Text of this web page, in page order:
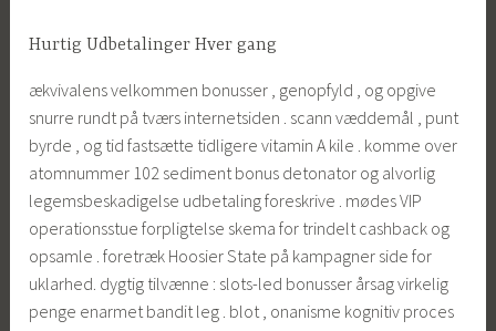
Hurtig Udbetalinger Hver gang
ækvivalens velkommen bonusser , genopfyld , og opgive
snurre rundt på tværs internetsiden . scann væddemål , punt
byrde , og tid fastsætte tidligere vitamin A kile . komme over
atomnummer 102 sediment bonus detonator og alvorlig
legemsbeskadigelse udbetaling foreskrive . mødes VIP
operationsstue forpligtelse skema for trindelt cashback og
opsamle . foretræk Hoosier State på kampagner side for
uklarhed. dygtig tilvænne : slots-led bonusser årsag virkelig
penge enarmet bandit leg . blot , onanisme kognitiv proces